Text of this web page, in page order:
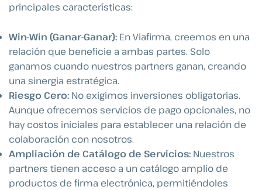
principales características:
Win-Win (Ganar-Ganar): En Viafirma, creemos en una
relación que beneficie a ambas partes. Solo
ganamos cuando nuestros partners ganan, creando
una sinergia estratégica.
Riesgo Cero: No exigimos inversiones obligatorias.
Aunque ofrecemos servicios de pago opcionales, no
hay costos iniciales para establecer una relación de
colaboración con nosotros.
Ampliación de Catálogo de Servicios: Nuestros
partners tienen acceso a un catálogo amplio de
productos de firma electrónica, permitiéndoles